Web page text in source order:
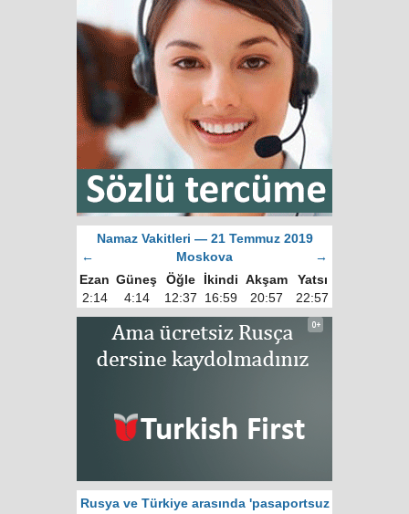
Namaz Vakitleri — 21 Temmuz 2019
←
Moskova
→
Ezan Güneş Öğle İkindi Akşam
Yatsı
2:14
4:14 12:37 16:59 20:57 22:57
Rusya ve Türkiye arasında 'pasaportsuz